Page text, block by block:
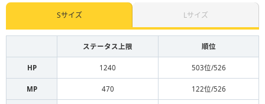
Sサイズ Lサイズ
ステータス上限 順位
HP 1240 503位/526
MP 470 122位/526